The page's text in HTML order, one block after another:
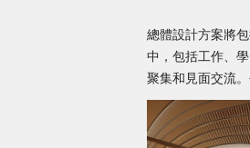
總體設計方案將
中，包括工作、
聚集和見面交流